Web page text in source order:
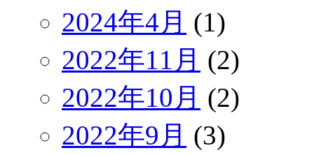
2024年4月 (1)
2022年11月 (2)
2022年10月 (2)
2022年9月 (3)